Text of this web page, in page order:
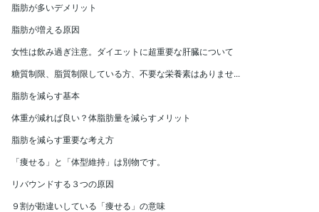
脂肪が多いデメリット
脂肪が増える原因
女性は飲み過ぎ注意。ダイエットに超重要な肝臓について
糖質制限、脂質制限している方、不要な栄養素はありませ...
脂肪を減らす基本
体重が減れば良い？体脂肪量を減らすメリット
脂肪を減らす重要な考え方
「痩せる」と「体型維持」は別物です。
リバウンドする３つの原因
９割が勘違いしている「痩せる」の意味